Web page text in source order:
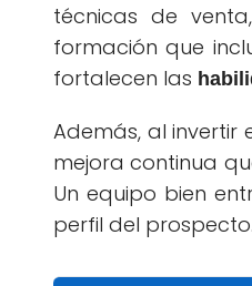
técnicas de
formación que
fortalecen las
Además, al
mejora continua
Un equipo bien
perfil del prospecto.